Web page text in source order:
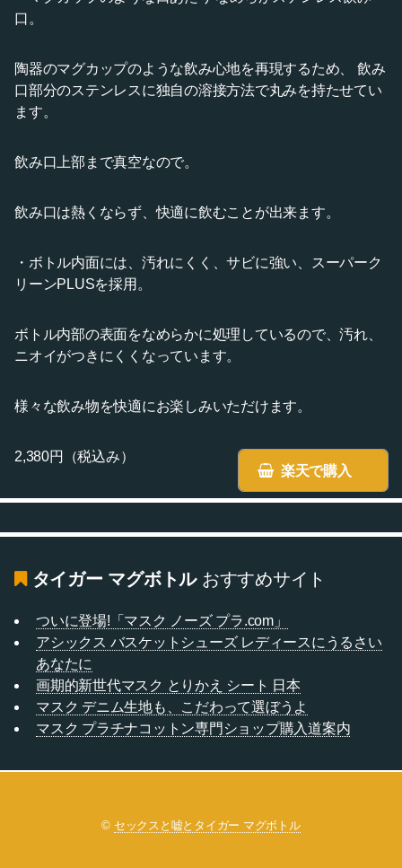
口。
陶器のマグカップのような飲み心地を再現するため、 飲み
口部分のステンレスに独自の溶接方法で丸みを持たせてい
ます。
飲み口上部まで真空なので。
飲み口は熱くならず、快適に飲むことが出来ます。
・ボトル内面には、汚れにくく、サビに強い、スーパーク
リーンPLUSを採用。
ボトル内部の表面をなめらかに処理しているので、汚れ、
ニオイがつきにくくなっています。
様々な飲み物を快適にお楽しみいただけます。
楽天で購入
2,380円（税込み）
タイガー マグボトルおすすめサイト
ついに登場!「マスク ノーズ プラ.com」
アシックス バスケットシューズ レディースにうるさい
あなたに
画期的新世代マスク とりかえ シート 日本
マスク デニム生地も、こだわって選ぼうよ
マスク プラチナコットン専門ショップ購入道案内
© セックスと嘘とタイガー マグボトル